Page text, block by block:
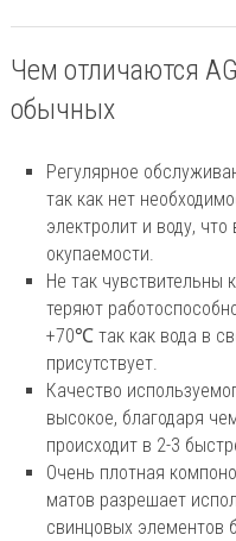
Чем отличаются
обычных
Регулярное
так как нет
электролит и воду,
окупаемости.
Не так чувствительны
теряют
+70℃ так как вода в
присутствует.
Качество
высокое, благодаря
происходит в 2-3
Очень плотная
матов разрешает
свинцовых элементов